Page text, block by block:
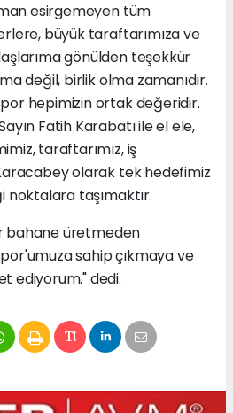
esirgemeyen tüm
büyük taraftarımıza ve
gönülden teşekkür
değil, birlik olma zamanıdır.
hepimizin ortak değeridir.
Fatih Karabatı ile el ele,
taraftarımız, iş
olarak tek hedefimiz
noktalara taşımaktır.
bahane üretmeden
sahip çıkmaya ve
ediyorum." dedi.